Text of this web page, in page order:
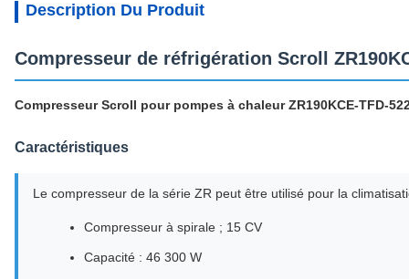
Description Du Produit
Compresseur de réfrigération Scroll
Compresseur Scroll pour pompes à chaleur ZR190KCE-TFD-
Caractéristiques
Le compresseur de la série ZR peut être utilisé pour la
Compresseur à spirale ; 15 CV
Capacité : 46 300 W